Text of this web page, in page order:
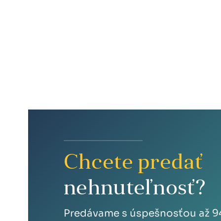
Chcete predať
nehnuteľnosť?
Predávame s úspešnosťou až